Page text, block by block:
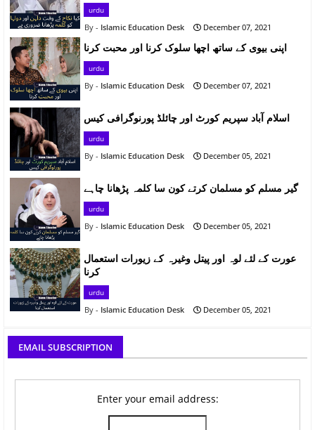
urdu
Islamic Education Desk December 07, 2021
اپنی بیوی کے ساتھ اچھا سلوک کرنا اور محبت کرنا
urdu
Islamic Education Desk December 07, 2021
اسلام آباد سپریم کورٹ اور چائلڈ پورنوگرافی کیس
urdu
Islamic Education Desk December 05, 2021
گیر مسلم کو مسلمان کرتے کون سا کلمہ پڑھانا چاہے
urdu
Islamic Education Desk December 05, 2021
عورت کے لئے لوہ اور پیتل وغیرہ کے زیورات استعمال
کرنا
urdu
Islamic Education Desk December 05, 2021
EMAIL SUBSCRIPTION
Enter your email address: